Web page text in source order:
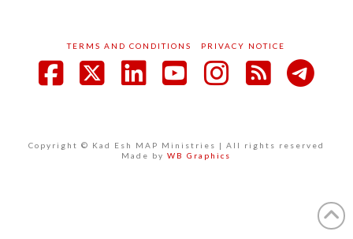
TERMS AND CONDITIONS PRIVACY NOTICE
Copyright © Kad Esh MAP Ministries | All rights reserved
Made byWB Graphics